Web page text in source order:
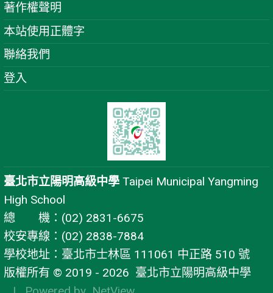
著作權聲明
本站使用正體字
聯絡我們
登入
臺北市立陽明高級中學 Taipei Municipal Yangming
High School
總 機：(02) 2831-6675
校安專線：(02) 2838-7884
學校地址：臺北市士林區 111061 中正路 510 號
版權所有 © 2019 - 2026 臺北市立陽明高級中學